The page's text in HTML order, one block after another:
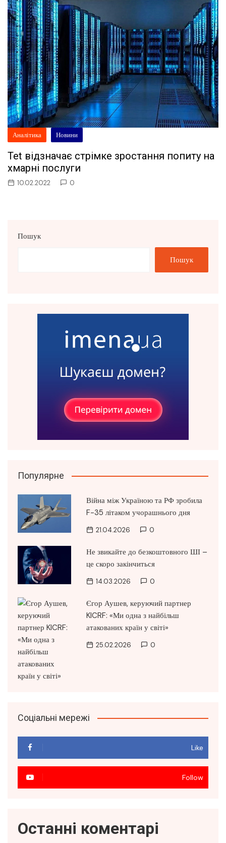
Аналітика Новини
Tet відзначає стрімке зростання попиту на
хмарні послуги
10.02.2022 0
Пошук
Пошук
Популярне
Війна між Україною та РФ зробила
F-35 літаком учорашнього дня
21.04.2026 0
Не звикайте до безкоштовного ШІ –
це скоро закінчиться
14.03.2026 0
Єгор Аушев, керуючий партнер
KICRF: «Ми одна з найбільш
атакованих країн у світі»
25.02.2026 0
Соціальні мережі
Like
Follow
Останні коментарі